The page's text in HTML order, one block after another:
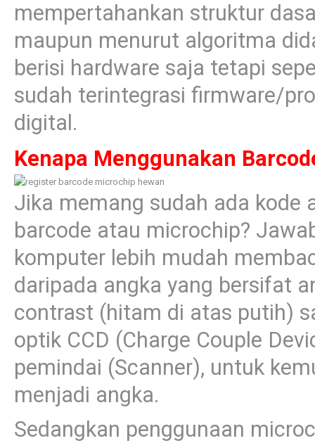
mempertahankan struktur
maupun menurut algoritma
berisi hardware saja tetapi
sudah terintegrasi firmware/
digital.
Kenapa Menggunakan
Jika memang sudah ada kode
barcode atau microchip?
komputer lebih mudah
daripada angka yang bersifat
contrast (hitam di atas putih)
optik CCD (Charge Couple
pemindai (Scanner), untuk
menjadi angka.
Sedangkan penggunaan